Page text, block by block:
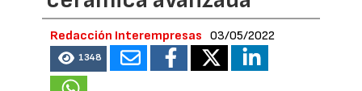
Redacción Interempresas 03/05/2022
1348